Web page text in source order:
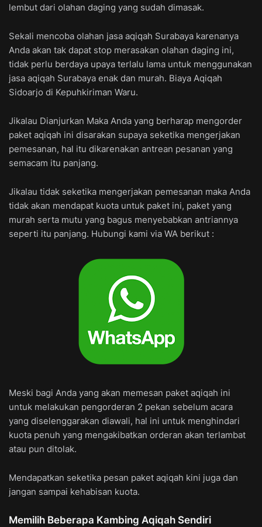
lembut dari olahan daging yang sudah dimasak.
Sekali mencoba olahan jasa aqiqah Surabaya karenanya
Anda akan tak dapat stop merasakan olahan daging ini,
tidak perlu berdaya upaya terlalu lama untuk menggunakan
jasa aqiqah Surabaya enak dan murah. Biaya Aqiqah
Sidoarjo di Kepuhkiriman Waru.
Jikalau Dianjurkan Maka Anda yang berharap mengorder
paket aqiqah ini disarakan supaya seketika mengerjakan
pemesanan, hal itu dikarenakan antrean pesanan yang
semacam itu panjang.
Jikalau tidak seketika mengerjakan pemesanan maka Anda
tidak akan mendapat kuota untuk paket ini, paket yang
murah serta mutu yang bagus menyebabkan antriannya
seperti itu panjang. Hubungi kami via WA berikut :
Meski bagi Anda yang akan memesan paket aqiqah ini
untuk melakukan pengorderan 2 pekan sebelum acara
yang diselenggarakan diawali, hal ini untuk menghindari
kuota penuh yang mengakibatkan orderan akan terlambat
atau pun ditolak.
Mendapatkan seketika pesan paket aqiqah kini juga dan
jangan sampai kehabisan kuota.
Memilih Beberapa Kambing Aqiqah Sendiri